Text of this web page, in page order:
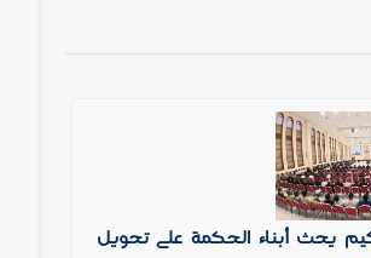
يحث أبناء الحكمة على تحويل